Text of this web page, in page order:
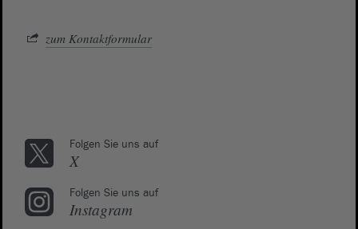
zum Kontaktformular
Folgen Sie uns auf
X
Folgen Sie uns auf
Instagram